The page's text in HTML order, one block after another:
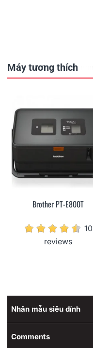
Máy tương thích
Brother PT-E800T
10
reviews
Nhãn mẫu siêu dính
Comments